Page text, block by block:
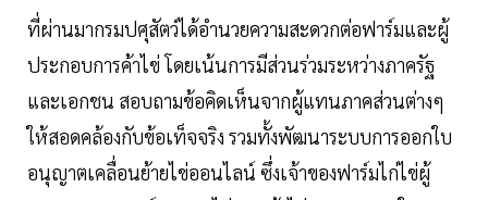
ที่ผ่านมากรมปศุสัตว์ได้อำนวยความสะดวกต่อฟาร์มและผู้
ประกอบการค้าไข่ โดยเน้นการมีส่วนร่วมระหว่างภาครัฐ
และเอกชน สอบถามข้อคิดเห็นจากผู้แทนภาคส่วนต่างๆ
ให้สอดคล้องกับข้อเท็จจริง รวมทั้งพัฒนาระบบการออกใบ
อนุญาตเคลื่อนย้ายไข่ออนไลน์ ซึ่งเจ้าของฟาร์มไก่ไข่ผู้